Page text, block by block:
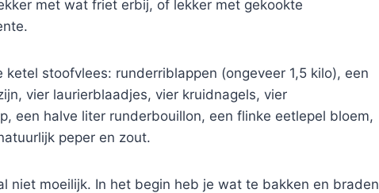
met wat friet erbij, of lekker met gekookte
stoofvlees: runderriblappen (ongeveer 1,5 kilo), een
vier laurierblaadjes, vier kruidnagels, vier
een halve liter runderbouillon, een flinke eetlepel bloem,
peper en zout.
niet moeilijk. In het begin heb je wat te bakken en braden